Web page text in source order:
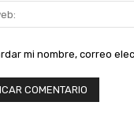
mi nombre, correo